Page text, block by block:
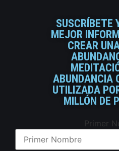
SUSCRÍBETE
MEJOR
CREAR
ABUNDANCIA
UTILIZADA
MILLÓN DE
Primer